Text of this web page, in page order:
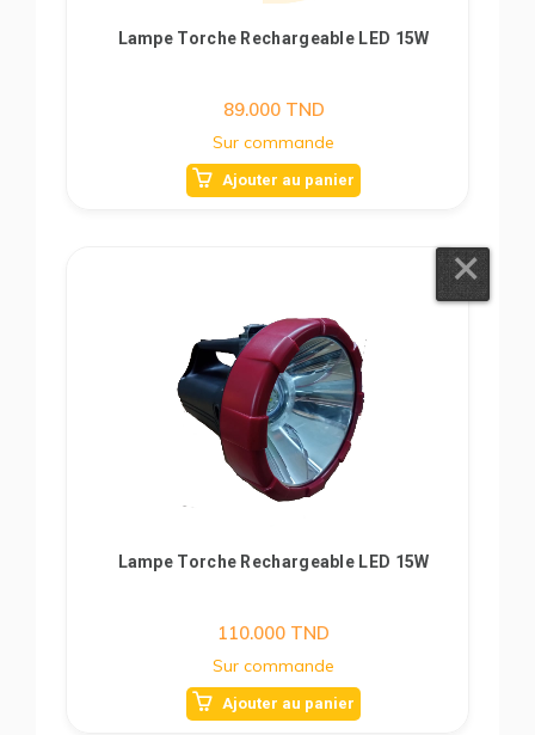
Lampe Torche Rechargeable LED 15W
89.000TND
Sur commande
Ajouter au panier
Lampe Torche Rechargeable LED 15W
110.000 TND
Sur commande
Ajouter au panier